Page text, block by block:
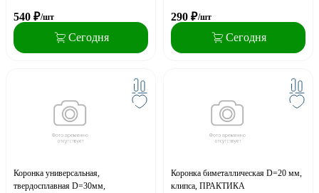
540 ₽/шт
Сегодня
290 ₽/шт
Сегодня
Коронка универсальная,
твердосплавная D=30мм,
Коронка биметаллическая D=20 мм,
клипса, ПРАКТИКА